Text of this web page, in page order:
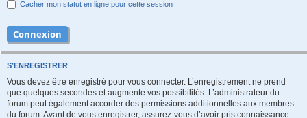
Cacher mon statut en ligne pour cette session
S’ENREGISTRER
Vous devez être enregistré pour vous connecter. L’enregistrement ne prend
que quelques secondes et augmente vos possibilités. L’administrateur du
forum peut également accorder des permissions additionnelles aux membres
du forum. Avant de vous enregistrer, assurez-vous d’avoir pris connaissance